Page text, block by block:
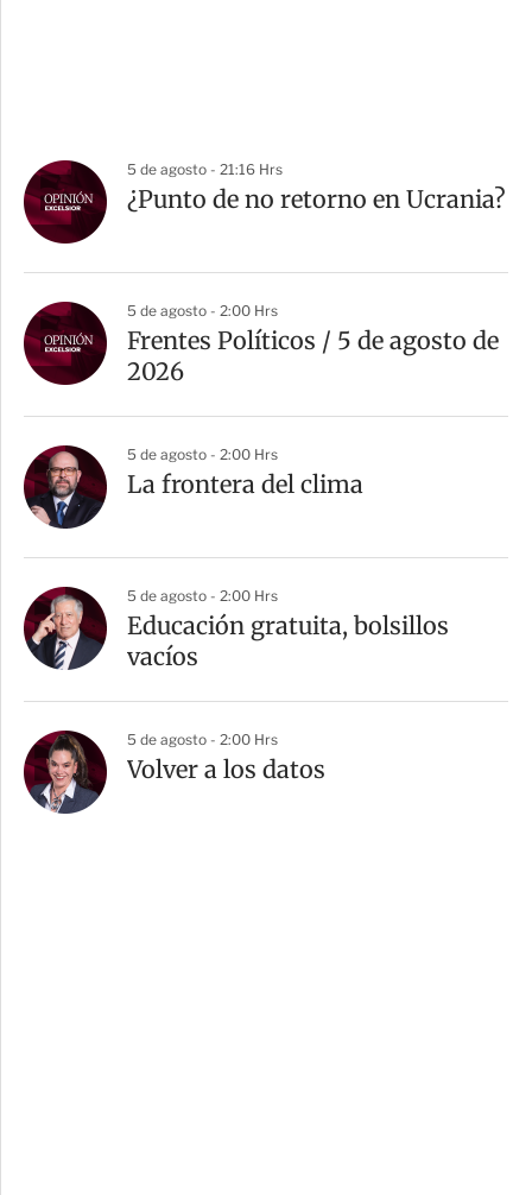
5 de agosto - 21:16 Hrs
¿Punto de no retorno en Ucrania?
5 de agosto - 2:00 Hrs
Frentes Políticos / 5 de agosto de
2026
5 de agosto - 2:00 Hrs
La frontera del clima
5 de agosto - 2:00 Hrs
Educación gratuita, bolsillos
vacíos
5 de agosto - 2:00 Hrs
Volver a los datos